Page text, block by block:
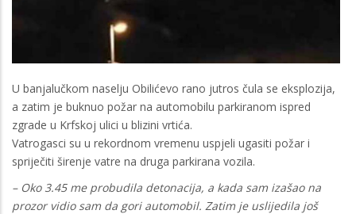
U banjalučkom naselju Obilićevo rano jutros čula se eksplozija,
a zatim je buknuo požar na automobilu parkiranom ispred
zgrade u Krfskoj ulici u blizini vrtića.
Vatrogasci su u rekordnom vremenu uspjeli ugasiti požar i
spriječiti širenje vatre na druga parkirana vozila.
– Oko 3.45 me probudila detonacija, a kada sam izašao na
prozor vidio sam da gori automobil. Zatim je uslijedila još